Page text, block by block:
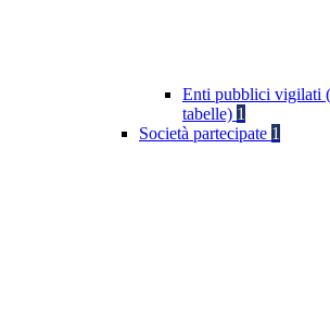
Enti pubblici vigilati
tabelle) 1
Società partecipate 1